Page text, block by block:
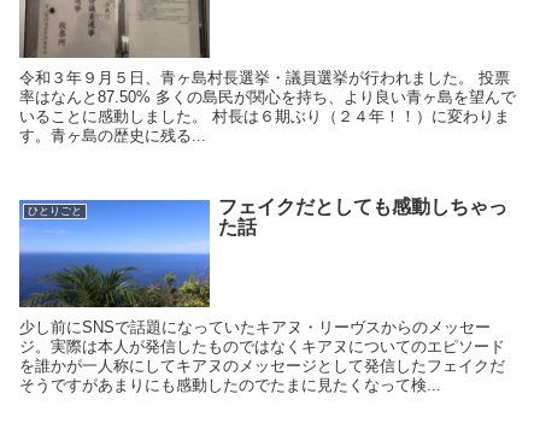
令和３年９月５日、青ヶ島村長選挙・議員選挙が行われました。 投票
率はなんと87.50% 多くの島民が関心を持ち、より良い青ヶ島を望んで
いることに感動しました。 村長は６期ぶり（２４年！！）に変わりま
す。青ヶ島の歴史に残る...
ひとりごと
フェイクだとしても感動しちゃっ
た話
少し前にSNSで話題になっていたキアヌ・リーヴスからのメッセー
ジ。実際は本人が発信したものではなくキアヌについてのエピソード
を誰かが一人称にしてキアヌのメッセージとして発信したフェイクだ
そうですがあまりにも感動したのでたまに見たくなって検...